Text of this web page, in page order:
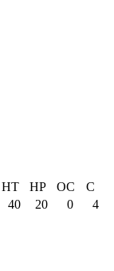
HT HP OC
C
40 20 0 4